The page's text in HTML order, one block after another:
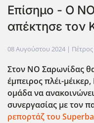
Επίσημο - Ο
απέκτησε τον
08 Αυγούστου 2024 |
Στον ΝΟ Σαρωνίδας
έμπειρος πλέι-
ομάδα να
συνεργασίας με τον
ρεπορτάζ του